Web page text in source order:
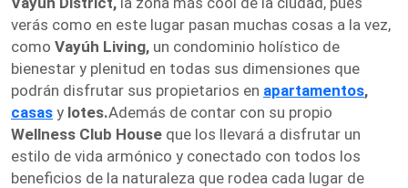
verás como en este lugar pasan muchas cosas a la vez,
como Vayúh Living, un condominio holístico de
bienestar y plenitud en todas sus dimensiones que
podrán disfrutar sus propietarios en apartamentos,
casas y lotes.Además de contar con su propio
Wellness Club House que los llevará a disfrutar un
estilo de vida armónico y conectado con todos los
beneficios de la naturaleza que rodea cada lugar de